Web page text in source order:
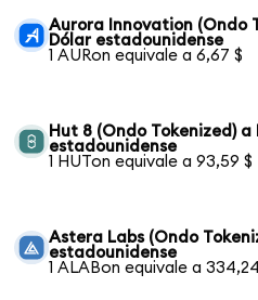
Aurora Innovation (Ondo
Dólar estadounidense
1 AURon equivale a 6,67 $
Hut 8 (Ondo Tokenized) a
estadounidense
1 HUTon equivale a 93,59 $
Astera Labs (Ondo
estadounidense
1 ALABon equivale a